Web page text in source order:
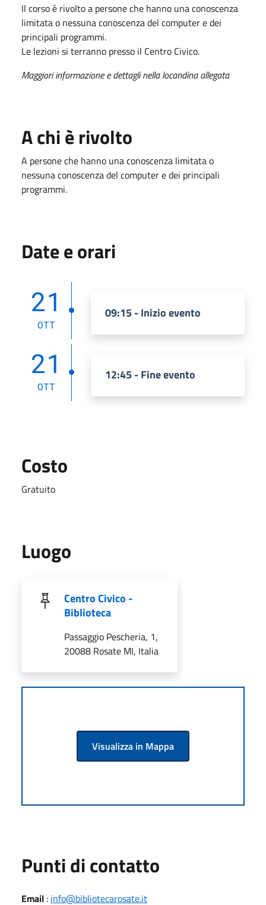
Il corso è rivolto a persone che hanno una conoscenza
limitata o nessuna conoscenza del computer e dei
principali programmi.
Le lezioni si terranno presso il Centro Civico.
Maggiori informazione e dettagli nella locandina allegata
A chi è rivolto
A persone che hanno una conoscenza limitata o
nessuna conoscenza del computer e dei principali
programmi.
Date e orari
21
OTT
09:15 - Inizio evento
21
OTT
12:45 - Fine evento
Costo
Gratuito
Luogo
Centro Civico -
Biblioteca
Passaggio Pescheria, 1,
20088 Rosate MI, Italia
Visualizza in Mappa
Punti di contatto
Email : info@bibliotecarosate.it